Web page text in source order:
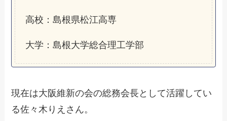
高校：島根県松江高専
大学：島根大学総合理工学部
現在は大阪維新の会の総務会長として活躍してい
る佐々木りえさん。